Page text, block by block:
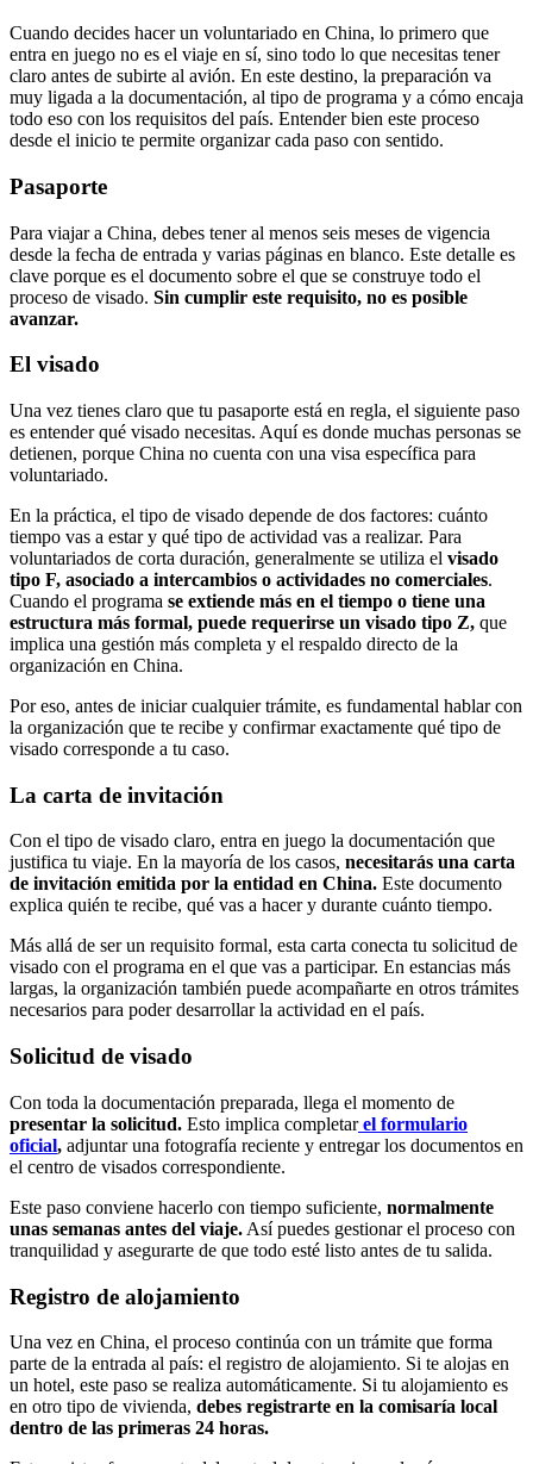
Cuando decides hacer un voluntariado en China, lo primero que
entra en juego no es el viaje en sí, sino todo lo que necesitas tener
claro antes de subirte al avión. En este destino, la preparación va
muy ligada a la documentación, al tipo de programa y a cómo encaja
todo eso con los requisitos del país. Entender bien este proceso
desde el inicio te permite organizar cada paso con sentido.
Pasaporte
Para viajar a China, debes tener al menos seis meses de vigencia
desde la fecha de entrada y varias páginas en blanco. Este detalle es
clave porque es el documento sobre el que se construye todo el
proceso de visado. Sin cumplir este requisito, no es posible
avanzar.
El visado
Una vez tienes claro que tu pasaporte está en regla, el siguiente paso
es entender qué visado necesitas. Aquí es donde muchas personas se
detienen, porque China no cuenta con una visa específica para
voluntariado.
En la práctica, el tipo de visado depende de dos factores: cuánto
tiempo vas a estar y qué tipo de actividad vas a realizar. Para
voluntariados de corta duración, generalmente se utiliza el visado
tipo F, asociado a intercambios o actividades no comerciales.
Cuando el programa se extiende más en el tiempo o tiene una
estructura más formal, puede requerirse un visado tipo Z, que
implica una gestión más completa y el respaldo directo de la
organización en China.
Por eso, antes de iniciar cualquier trámite, es fundamental hablar con
la organización que te recibe y confirmar exactamente qué tipo de
visado corresponde a tu caso.
La carta de invitación
Con el tipo de visado claro, entra en juego la documentación que
justifica tu viaje. En la mayoría de los casos, necesitarás una carta
de invitación emitida por la entidad en China. Este documento
explica quién te recibe, qué vas a hacer y durante cuánto tiempo.
Más allá de ser un requisito formal, esta carta conecta tu solicitud de
visado con el programa en el que vas a participar. En estancias más
largas, la organización también puede acompañarte en otros trámites
necesarios para poder desarrollar la actividad en el país.
Solicitud de visado
Con toda la documentación preparada, llega el momento de
presentar la solicitud. Esto implica completarel formulario
oficial, adjuntar una fotografía reciente y entregar los documentos en
el centro de visados correspondiente.
Este paso conviene hacerlo con tiempo suficiente, normalmente
unas semanas antes del viaje. Así puedes gestionar el proceso con
tranquilidad y asegurarte de que todo esté listo antes de tu salida.
Registro de alojamiento
Una vez en China, el proceso continúa con un trámite que forma
parte de la entrada al país: el registro de alojamiento. Si te alojas en
un hotel, este paso se realiza automáticamente. Si tu alojamiento es
en otro tipo de vivienda, debes registrarte en la comisaría local
dentro de las primeras 24 horas.